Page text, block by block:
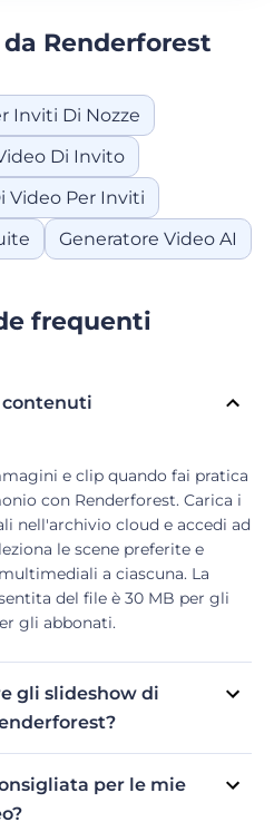
Renderforest
Inviti Di Nozze
Di Invito
Video Per Inviti
Generatore Video AI
frequenti
contenuti
e clip quando fai pratica
con Renderforest. Carica i
nell'archivio cloud e accedi ad
le scene preferite e
a ciascuna. La
del file è 30 MB per gli
gli abbonati.
gli slideshow di
realizzate con il
per matrimoni dipenderà
e dal modello scelto.
video della durata massima di
per le mie